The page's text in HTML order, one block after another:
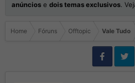
anúncios e dois temas exclusivos.
Home Fóruns Offtopic Vale Tudo